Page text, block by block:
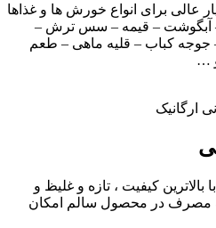
عالی برای انواع خورش ها و غذاها
آبگوشت – قیمه – سس ترش –
کباب – قلیه ماهی – طعم
…
ارگانیک
کیفیت ، تازه و غلیظ و
مصرف در محصول سالم امکان